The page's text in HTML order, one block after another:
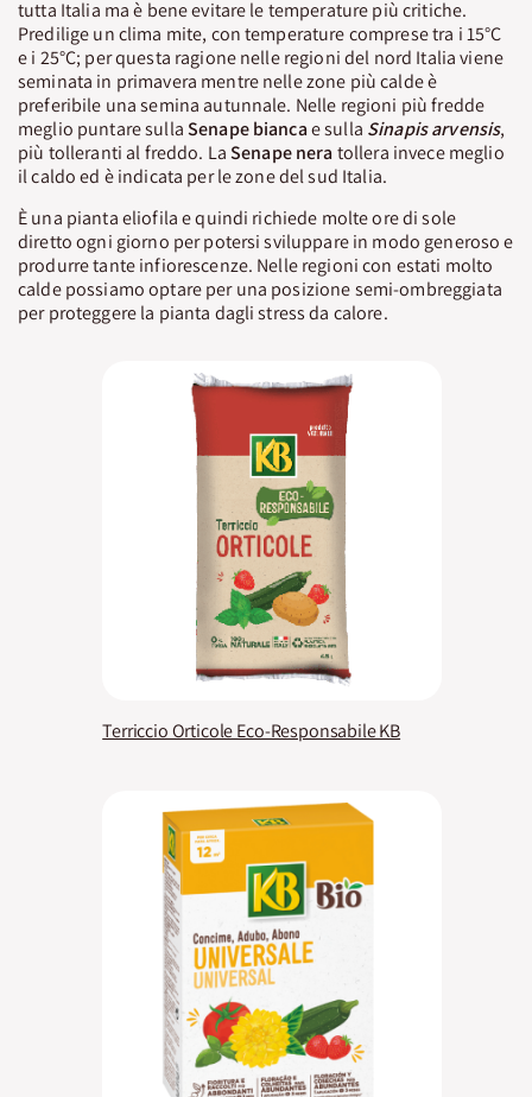
tutta Italia ma è bene evitare le temperature più critiche.
Predilige un clima mite, con temperature comprese tra i 15°C
e i 25°C; per questa ragione nelle regioni del nord Italia viene
seminata in primavera mentre nelle zone più calde è
preferibile una semina autunnale. Nelle regioni più fredde
meglio puntare sullaSenape biancae sulla Sinapis arvensis,
più tolleranti al freddo. LaSenape nera tollera invece meglio
il caldo ed è indicata per le zone del sud Italia.
È una pianta eliofila e quindi richiede molte ore di sole
diretto ogni giorno per potersi sviluppare in modo generoso e
produrre tante infiorescenze. Nelle regioni con estati molto
calde possiamo optare per una posizione semi-ombreggiata
per proteggere la pianta dagli stress da calore.
Terriccio Orticole Eco-Responsabile KB